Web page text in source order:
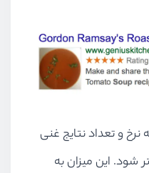
که نرخ و تعداد نتایج غنی
شود. این میزان به